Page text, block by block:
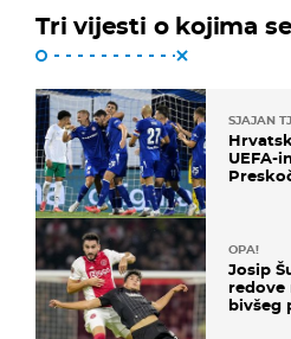
Tri vijesti o kojima
SJAJAN
UEFA-
OPA!
Josip
redove
bivšeg